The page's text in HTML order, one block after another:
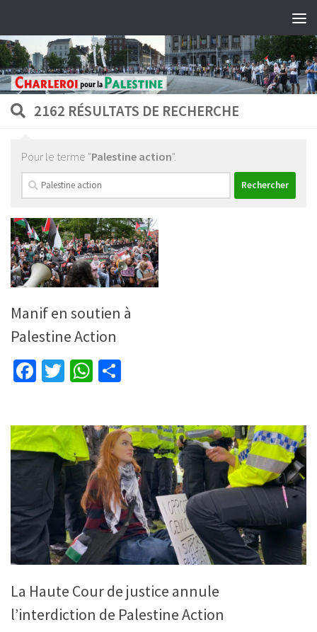
2162 RÉSULTATS DE RECHERCHE
Pour le terme "Palestine action".
Rechercher :
Manif en soutien à
Palestine Action
Facebook
TwitterWhatsApp
La Haute Cour de justice annule
l’interdiction de Palestine Action